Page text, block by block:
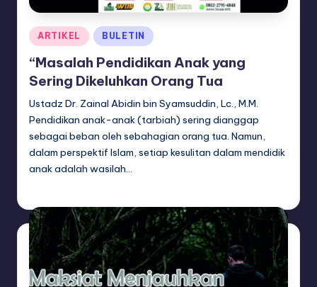
Posted
in
ARTIKEL BULETIN
“Masalah Pendidikan Anak yang
Sering Dikeluhkan Orang Tua
Ustadz Dr. Zainal Abidin bin Syamsuddin, Lc., M.M.
Pendidikan anak-anak (tarbiah) sering dianggap
sebagai beban oleh sebahagian orang tua. Namun,
dalam perspektif Islam, setiap kesulitan dalam mendidik
anak adalah wasilah…